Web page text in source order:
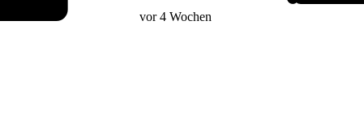
vor 4 Wochen